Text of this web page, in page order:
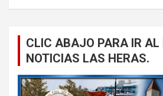
CLIC ABAJO PARA IR AL
NOTICIAS LAS HERAS.